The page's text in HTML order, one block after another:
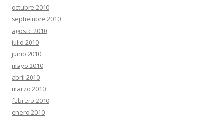
octubre 2010
septiembre 2010
agosto 2010
julio 2010
junio 2010
mayo 2010
abril 2010
marzo 2010
febrero 2010
enero 2010